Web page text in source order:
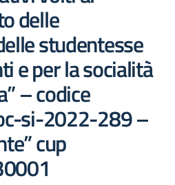
delle
studentesse
e per la socialità
– codice
si-2022-289 –
cup